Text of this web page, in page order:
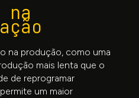
na produção, como uma
mais lenta que o
de reprogramar
um maior